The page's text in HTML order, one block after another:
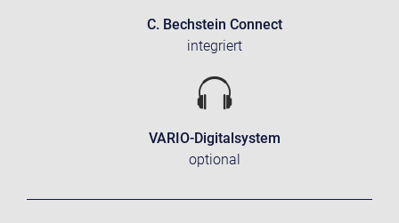
C. Bechstein Connect
integriert
VARIO-Digitalsystem
optional